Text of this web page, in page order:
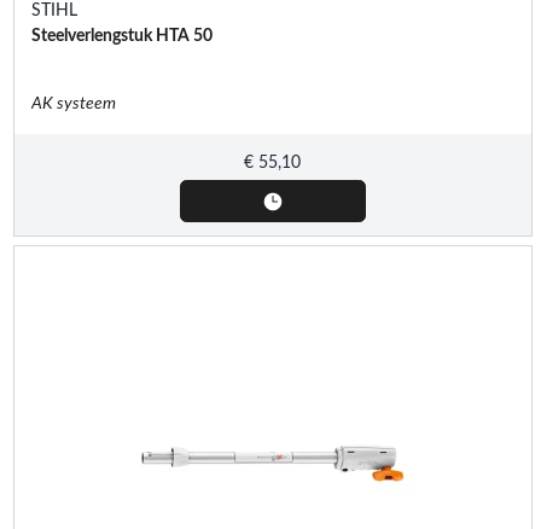
STIHL
Steelverlengstuk HTA 50
AK systeem
€ 55,10